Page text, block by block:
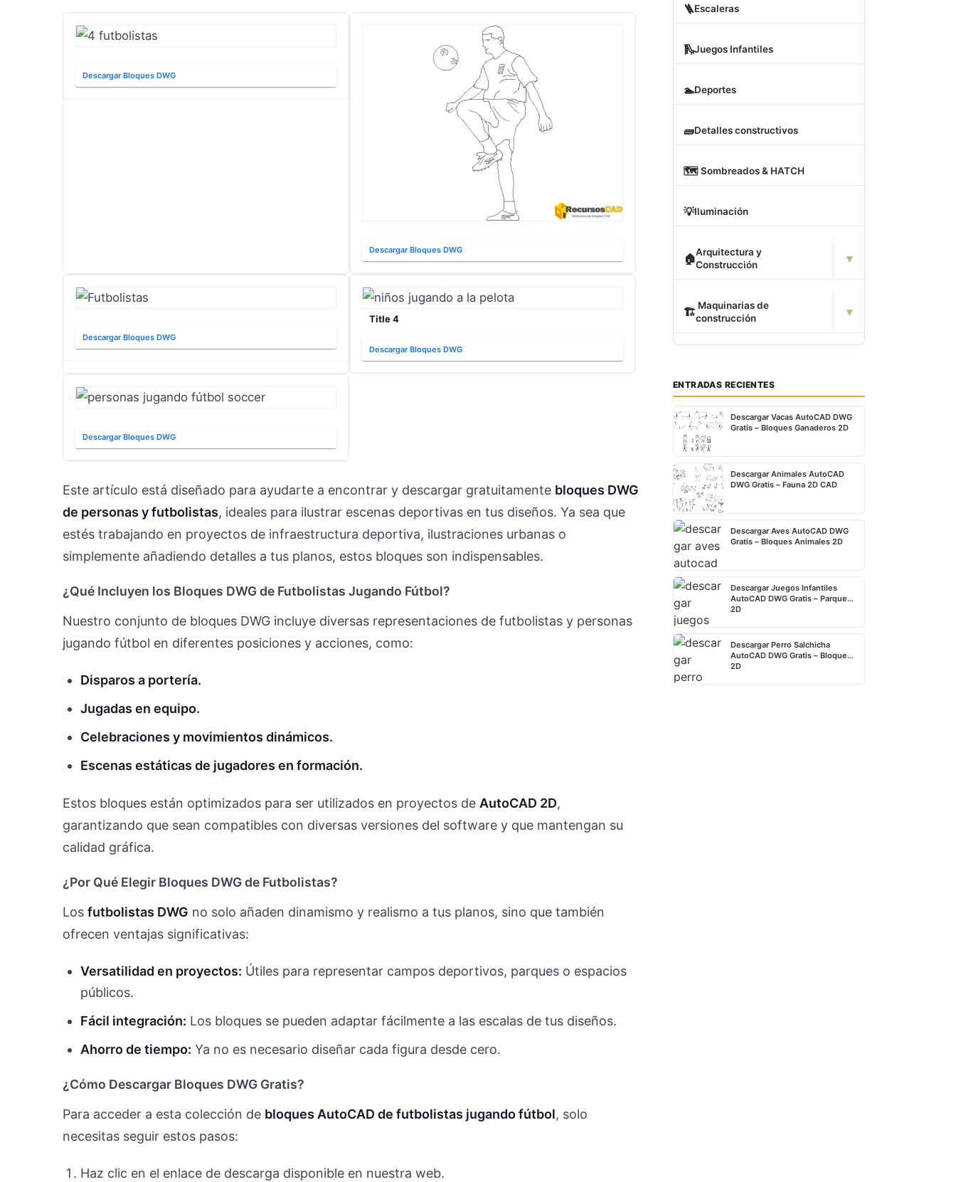
Descargar Bloques DWG
Descargar Bloques DWG
Descargar Bloques DWG
Title 4
Descargar Bloques DWG
Descargar Bloques DWG
Este artículo está diseñado para ayudarte a encontrar y descargar gratuitamente bloques DWG
de personas y futbolistas, ideales para ilustrar escenas deportivas en tus diseños. Ya sea que
estés trabajando en proyectos de infraestructura deportiva, ilustraciones urbanas o
simplemente añadiendo detalles a tus planos, estos bloques son indispensables.
¿Qué Incluyen los Bloques DWG de Futbolistas Jugando Fútbol?
Nuestro conjunto de bloques DWG incluye diversas representaciones de futbolistas y personas
jugando fútbol en diferentes posiciones y acciones, como:
Disparos a portería.
Jugadas en equipo.
Celebraciones y movimientos dinámicos.
Escenas estáticas de jugadores en formación.
Estos bloques están optimizados para ser utilizados en proyectos de AutoCAD 2D,
garantizando que sean compatibles con diversas versiones del software y que mantengan su
calidad gráfica.
¿Por Qué Elegir Bloques DWG de Futbolistas?
Los futbolistas DWG no solo añaden dinamismo y realismo a tus planos, sino que también
ofrecen ventajas significativas:
Versatilidad en proyectos: Útiles para representar campos deportivos, parques o espacios
públicos.
Fácil integración: Los bloques se pueden adaptar fácilmente a las escalas de tus diseños.
Ahorro de tiempo: Ya no es necesario diseñar cada figura desde cero.
¿Cómo Descargar Bloques DWG Gratis?
Para acceder a esta colección de bloques AutoCAD de futbolistas jugando fútbol, solo
necesitas seguir estos pasos:
Haz clic en el enlace de descarga disponible en nuestra web.
🪜Escaleras
🛝Juegos Infantiles
🏊Deportes
🧱Detalles constructivos
🗺️ Sombreados & HATCH
💡Iluminación
🏠Arquitectura y
Construcción
▾
🏗 ️ Maquinarias de
construcción
▾
ENTRADAS RECIENTES
Descargar Vacas AutoCAD DWG
Gratis – Bloques Ganaderos 2D
Descargar Animales AutoCAD
DWG Gratis – Fauna 2D CAD
Descargar Aves AutoCAD DWG
Gratis – Bloques Animales 2D
Descargar Juegos Infantiles
AutoCAD DWG Gratis – Parque
2D
Descargar Perro Salchicha
AutoCAD DWG Gratis – Bloque
2D